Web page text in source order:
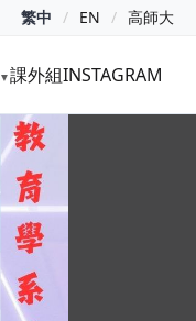
繁中 / EN / 高師大
▼課外組INSTAGRAM